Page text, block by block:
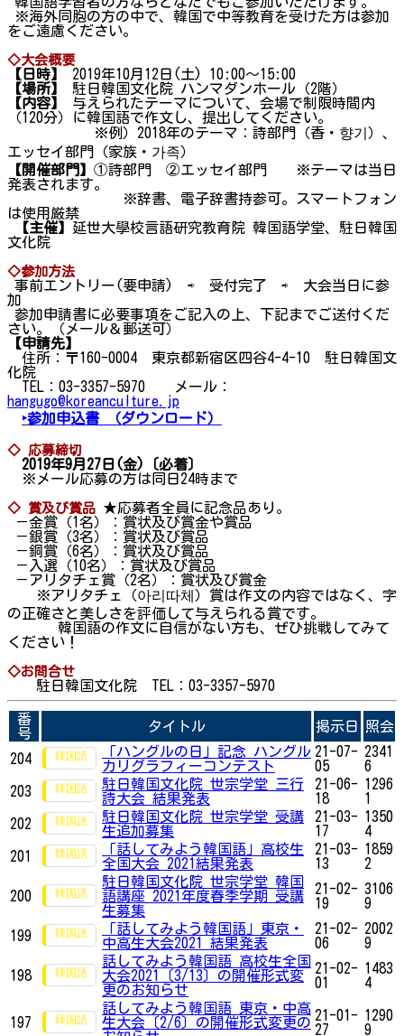
※海外同胞の方の中で、韓国で中等教育を受けた方は参加
をご遠慮ください。
◇大会概要
【日時】
2019年10月12日(土) 10:00～15:00
【場所】
駐日韓国文化院 ハンマダンホール（2階）
【内容】
与えられたテーマについて、会場で制限時間内
（120分）に韓国語で作文し、提出してください。
※例）2018年のテーマ：詩部門（香・향기）、
エッセイ部門（家族・가족）
【開催部門】 ①詩部門 ②エッセイ部門 ※テーマは当日
発表されます。
※辞書、電子辞書持参可。スマートフォン
は使用厳禁
【主催】 延世大學校言語研究教育院 韓国語学堂、駐日韓国
文化院
◇参加方法
事前エントリー(要申請) ⇨ 受付完了 ⇨ 大会当日に参
加
参加申請書に必要事項をご記入の上、下記までご送付くだ
さい。（メール＆郵送可）
【申請先】
住所：〒160-0004 東京都新宿区四谷4-4-10 駐日韓国文
化院
TEL：03-3357-5970 メール：
hangugo@koreanculture.jp
‣参加申込書
（ダウンロード）
◇ 応募締切
2019年9月27日(金)〔必着〕
※メール応募の方は同日24時まで
◇ 賞及び賞品 ★応募者全員に記念品あり。
－金賞（1名）：賞状及び賞金や賞品
－銀賞（3名）：賞状及び賞品
－銅賞（6名）：賞状及び賞品
－入選（10名）：賞状及び賞品
－アリタチェ賞（2名）：賞状及び賞金
※アリタチェ（아리따체）賞は作文の内容ではなく、字
の正確さと美しさを評価して与えられる賞です。
韓国語の作文に自信がない方も、ぜひ挑戦してみて
ください！
◇お問合せ
駐日韓国文化院 TEL：03-3357-5970
番
号
タイトル 掲示日 照会
204
「ハングルの日」記念 ハングル
カリグラフィーコンテスト
21-07-
05
2341
6
203
駐日韓国文化院 世宗学堂 三行
詩大会 結果発表
21-06-
18
1296
1
202
駐日韓国文化院 世宗学堂 受講
生追加募集
21-03-
17
1350
4
201
「話してみよう韓国語」高校生
全国大会 2021結果発表
21-03-
13
1859
2
200
駐日韓国文化院 世宗学堂 韓国
語講座 2021年度春季学期 受講
生募集
21-02-
19
3106
9
199
「話してみよう韓国語」東京・
中高生大会2021 結果発表
21-02-
06
2002
9
198
話してみよう韓国語 高校生全国
大会2021〔3/13〕の開催形式変
更のお知らせ
21-02-
01
1483
4
197
話してみよう韓国語 東京・中高
生大会〔2/6〕の開催形式変更の 21-01-
27
1290
9